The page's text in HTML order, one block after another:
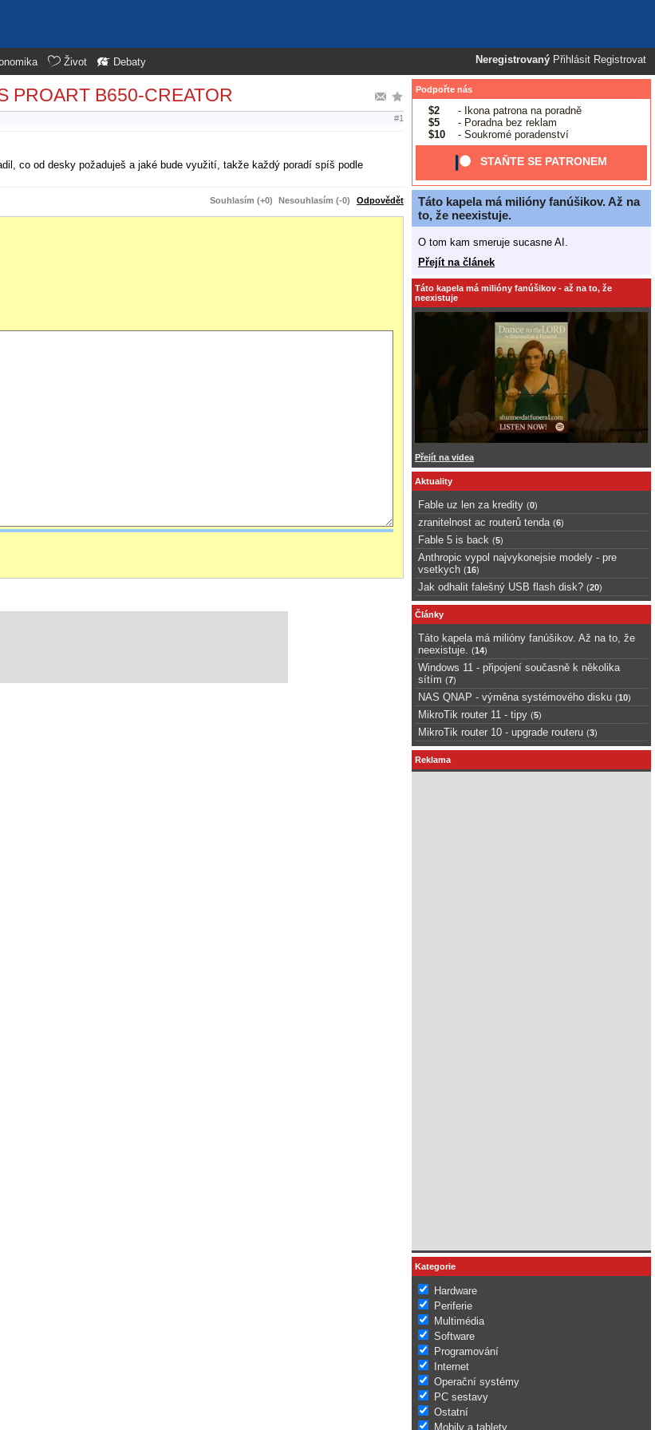
Neregistrovaný Přihlásit Registrovat
Život Debaty
PROART B650-CREATOR
#1
co od desky požaduješ a jaké bude využití, takže každý poradí spíš podle
Souhlasím (+0) Nesouhlasím (-0) Odpovědět
Podpořte nás
$2
- Ikona patrona na poradně
$5
- Poradna bez reklam
$10
- Soukromé poradenství
STAŇTE SE PATRONEM
Táto kapela má milióny fanúšikov. Až na
to, že neexistuje.
O tom kam smeruje sucasne AI.
Přejít na článek
Táto kapela má milióny fanúšikov - až na to, že
neexistuje
Přejít na videa
Aktuality
Fable uz len za kredity (0)
zranitelnost ac routerů tenda (6)
Fable 5 is back (5)
Anthropic vypol najvykonejsie modely - pre
vsetkych (16)
Jak odhalit falešný USB flash disk? (20)
Články
Táto kapela má milióny fanúšikov. Až na to, že
neexistuje.
(14)
Windows 11 - připojení současně k několika
sítím (7)
NAS QNAP - výměna systémového disku (10)
MikroTik router 11 - tipy (5)
MikroTik router 10 - upgrade routeru (3)
Reklama
Kategorie
Hardware
Periferie
Multimédia
Software
Programování
Internet
Operační systémy
PC sestavy
Ostatní
Mobily a tablety